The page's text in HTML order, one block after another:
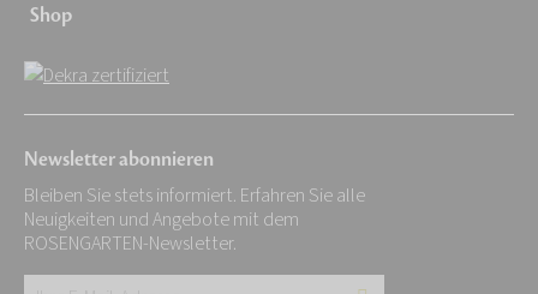
Shop
Newsletter abonnieren
Bleiben Sie stets informiert. Erfahren Sie alle
Neuigkeiten und Angebote mit dem
ROSENGARTEN-Newsletter.